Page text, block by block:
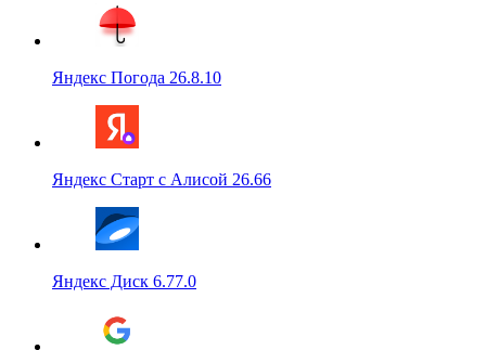
Яндекс Погода 26.8.10
Яндекс Старт с Алисой 26.66
Яндекс Диск 6.77.0